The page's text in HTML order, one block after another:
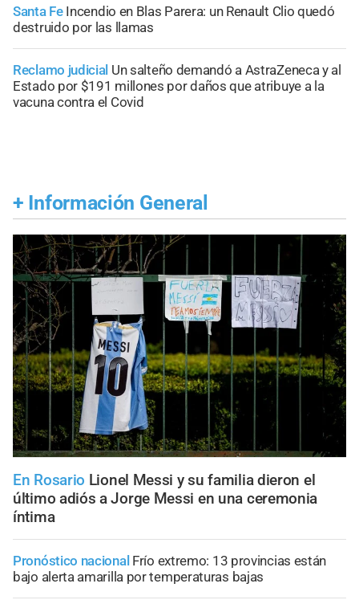
Santa Fe Incendio en Blas Parera: un Renault Clio quedó
destruido por las llamas
Reclamo judicial Un salteño demandó a AstraZeneca y al
Estado por $191 millones por daños que atribuye a la
vacuna contra el Covid
+ Información General
En Rosario Lionel Messi y su familia dieron el
último adiós a Jorge Messi en una ceremonia
íntima
Pronóstico nacional Frío extremo: 13 provincias están
bajo alerta amarilla por temperaturas bajas